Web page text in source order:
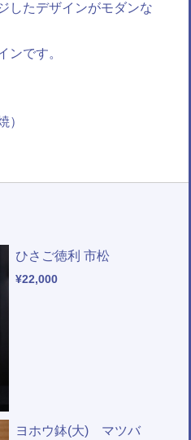
したデザインがモダンな
ンです。
）
ひさご徳利 市松
¥22,000
ヨホウ鉢(大) マツバ